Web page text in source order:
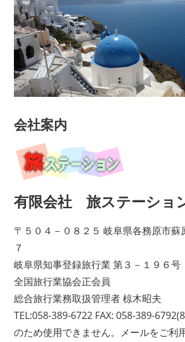
会社案内
有限会社 旅ステーショ
〒５０４－０８２５ 岐阜県各務原市蘇
７
岐阜県知事登録旅行業 第３－１９６号
全国旅行業協会正会員
総合旅行業務取扱管理者 椋木昭夫
TEL:058-389-6722 FAX: 058-389-
のため使用できません。メールをご利